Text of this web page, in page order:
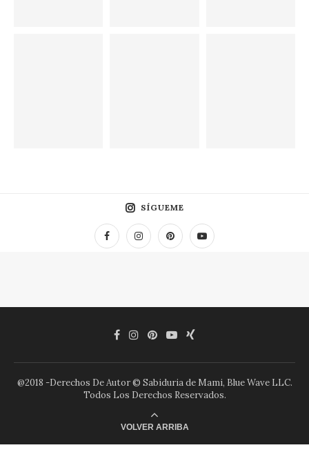
SÍGUEME
@2018 -Derechos De Autor © Sabiduria de Mami, Blue Wave LLC.
Todos Los Derechos Reservados.
VOLVER ARRIBA